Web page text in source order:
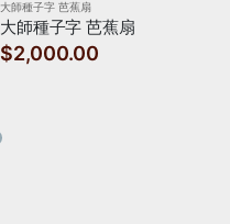
大師種子字 芭蕉扇
大師種子字 芭蕉扇
$2,000.00